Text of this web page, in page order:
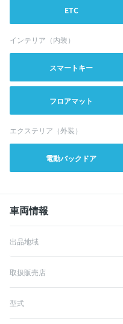
ETC
インテリア（内装）
スマートキー
フロアマット
エクステリア（外装）
電動バックドア
車両情報
出品地域
取扱販売店
型式